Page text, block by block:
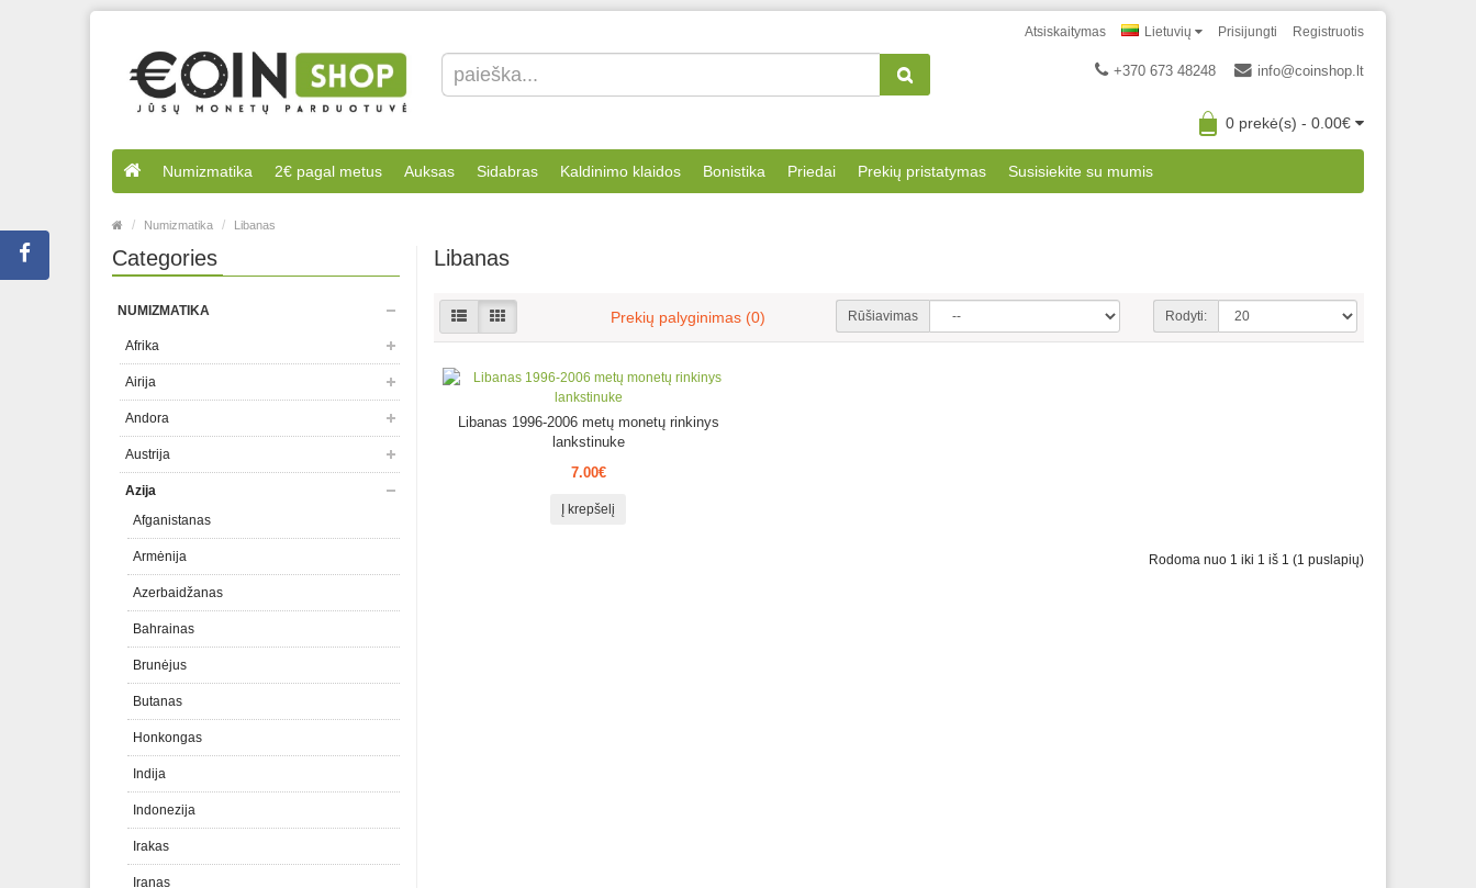
Prisijungti Registruotis
Atsiskaitymas Lietuvių
+370 673 48248 info@coinshop.lt
0 prekė(s) - 0.00€
Numizmatika 2€ pagal metus Auksas Sidabras Kaldinimo klaidos Bonistika Priedai Prekių pristatymas Susisiekite su mumis
Numizmatika Libanas
Categories
NUMIZMATIKA
Afrika
Airija
Andora
Austrija
Azija
Afganistanas
Armėnija
Azerbaidžanas
Bahrainas
Brunėjus
Butanas
Honkongas
Indija
Indonezija
Irakas
Iranas
Libanas
Prekių palyginimas (0) Rūšiavimas Rodyti:
Libanas 1996-2006 metų monetų rinkinys
lankstinuke
7.00€
Į krepšelį
Rodoma nuo 1 iki 1 iš 1 (1 puslapių)